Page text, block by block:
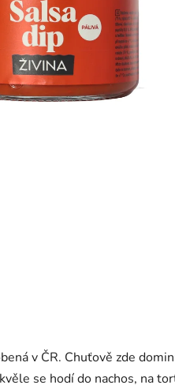
v ČR. Chuťově zde
se hodí do nachos, na